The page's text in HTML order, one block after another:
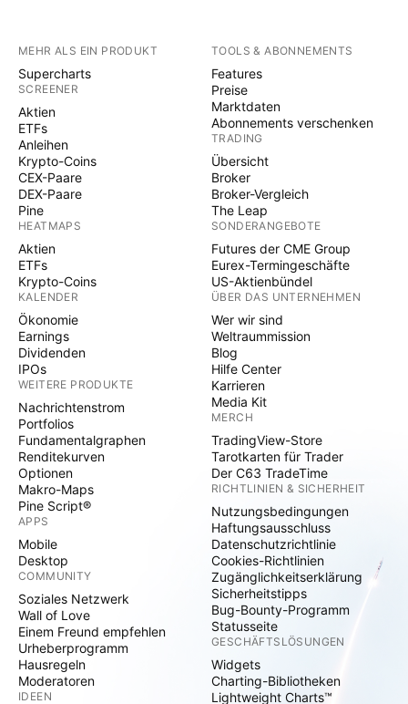
MEHR ALS EIN PRODUKT
Supercharts
SCREENER
Aktien
ETFs
Anleihen
Krypto-Coins
CEX-Paare
DEX-Paare
Pine
HEATMAPS
Aktien
ETFs
Krypto-Coins
KALENDER
Ökonomie
Earnings
Dividenden
IPOs
WEITERE PRODUKTE
Nachrichtenstrom
Portfolios
Fundamentalgraphen
Renditekurven
Optionen
Makro-Maps
Pine Script®
APPS
Mobile
Desktop
COMMUNITY
Soziales Netzwerk
Wall of Love
Einem Freund empfehlen
Urheberprogramm
Hausregeln
Moderatoren
IDEEN
TOOLS & ABONNEMENTS
Features
Preise
Marktdaten
Abonnements verschenken
TRADING
Übersicht
Broker
Broker-Vergleich
The Leap
SONDERANGEBOTE
Futures der CME Group
Eurex-Termingeschäfte
US-Aktienbündel
ÜBER DAS UNTERNEHMEN
Wer wir sind
Weltraummission
Blog
Hilfe Center
Karrieren
Media Kit
MERCH
TradingView-Store
Tarotkarten für Trader
Der C63 TradeTime
RICHTLINIEN & SICHERHEIT
Nutzungsbedingungen
Haftungsausschluss
Datenschutzrichtlinie
Cookies-Richtlinien
Zugänglichkeitserklärung
Sicherheitstipps
Bug-Bounty-Programm
Statusseite
GESCHÄFTSLÖSUNGEN
Widgets
Charting-Bibliotheken
Lightweight Charts™